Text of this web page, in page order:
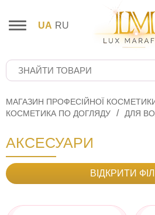
UA RU
МАГАЗИН ПРОФЕСІЙНОЇ КОСМЕТИКИ
КОСМЕТИКА ПО ДОГЛЯДУ
ДЛЯ
АКСЕСУАРИ
ВІДКРИТИ